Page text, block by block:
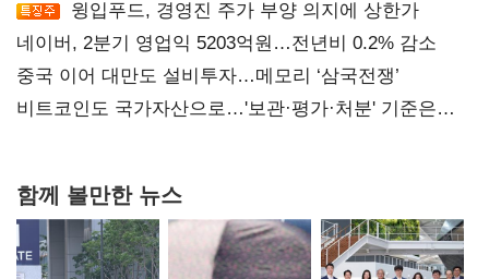
윙입푸드, 경영진 주가 부양 의지에 상한가
네이버, 2분기 영업익 5203억원…전년비 0.2% 감소
중국 이어 대만도 설비투자…메모리 ‘삼국전쟁’
비트코인도 국가자산으로…'보관·평가·처분' 기준은
함께 볼만한 뉴스